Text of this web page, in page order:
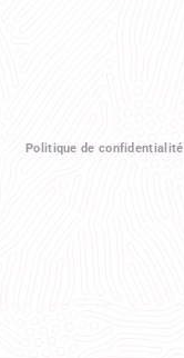
Politique de confidentialité